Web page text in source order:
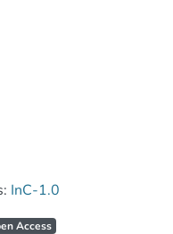
InC-1.0
status:
Access,